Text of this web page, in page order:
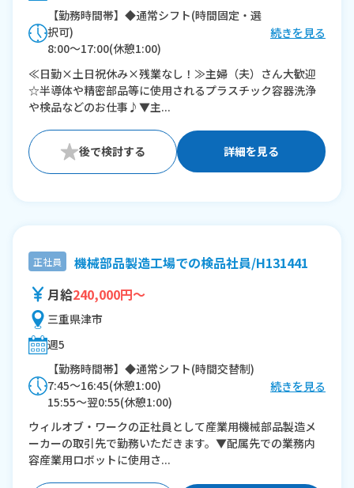
【勤務時間帯】◆通常シフト(時間固定・選
択可)
8:00〜17:00(休憩1:00)
※残業：0〜5時間程度/月
続きを見る
≪日勤×土日祝休み×残業なし！≫主婦（夫）さん大歓迎
☆半導体や精密部品等に使用されるプラスチック容器洗浄
や検品などのお仕事♪▼主...
詳細を見る
正社員
機械部品製造工場での検品社員/H131441
月給240,000円～
三重県津市
週5
【勤務時間帯】◆通常シフト(時間交替制)
7:45〜16:45(休憩1:00)
15:55〜翌0:55(休憩1:00)
※残業：20〜40時間程度/月
続きを見る
ウィルオブ・ワークの正社員として産業用機械部品製造メ
ーカーの取引先で勤務いただきます。▼配属先での業務内
容産業用ロボットに使用さ...